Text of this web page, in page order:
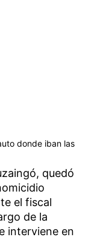
donde iban las
quedó
el fiscal
de la
interviene en